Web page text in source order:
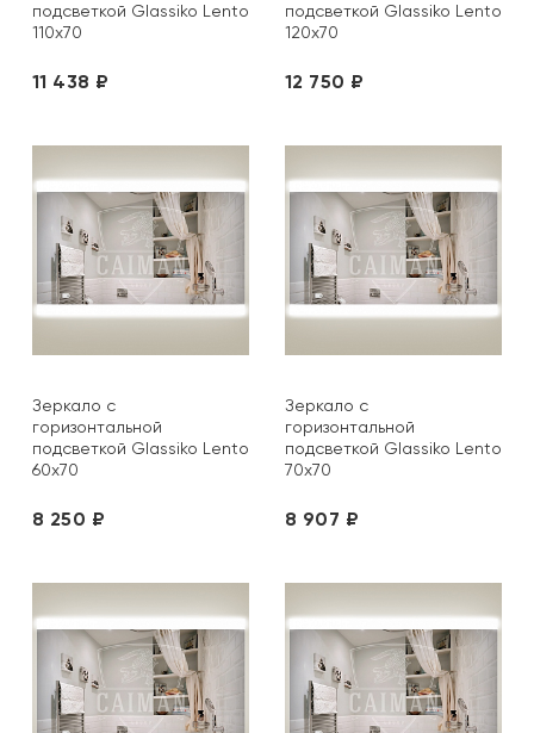
подсветкой Glassiko Lento
110х70
11 438 ₽
подсветкой Glassiko Lento
120х70
12 750 ₽
Зеркало с
горизонтальной
подсветкой Glassiko Lento
60х70
8 250 ₽
Зеркало с
горизонтальной
подсветкой Glassiko Lento
70х70
8 907 ₽